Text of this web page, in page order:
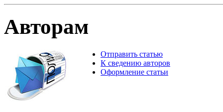
Авторам
Отправить статью
К сведению авторов
Оформление статьи